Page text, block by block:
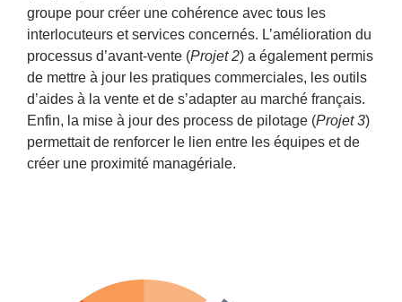
groupe pour créer une cohérence avec tous les
interlocuteurs et services concernés. L’amélioration du
processus d’avant-vente (Projet 2) a également permis
de mettre à jour les pratiques commerciales, les outils
d’aides à la vente et de s’adapter au marché français.
Enfin, la mise à jour des process de pilotage (Projet 3)
permettait de renforcer le lien entre les équipes et de
créer une proximité managériale.